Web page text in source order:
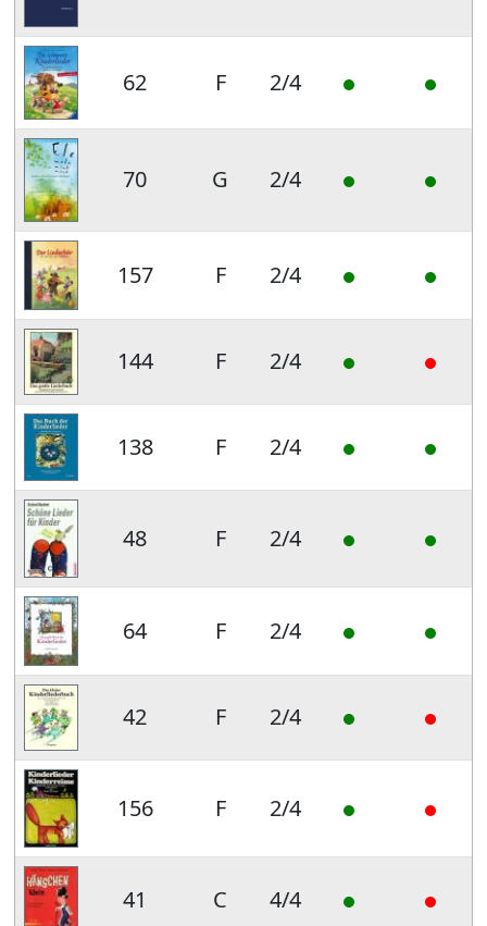
62 F 2/4
70 G 2/4
157 F 2/4
144 F 2/4
138 F 2/4
48 F 2/4
64 F 2/4
42 F 2/4
156 F 2/4
41 C 4/4